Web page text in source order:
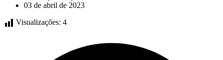
03 de abril de 2023
Visualizações: 4